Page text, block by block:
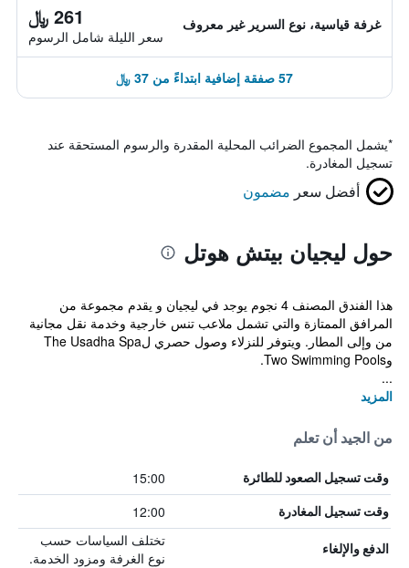
غرفة قياسية، نوع السرير غير معروف 261 ﷼
سعر الليلة شامل الرسوم
57 صفقة إضافية ابتداءً من 37 ﷼
*يشمل المجموع الضرائب المحلية المقدرة والرسوم المستحقة عند
تسجيل المغادرة.
أفضل سعر مضمون
حول ليجيان بيتش هوتل
هذا الفندق المصنف 4 نجوم يوجد في ليجيان و يقدم مجموعة من
المرافق الممتازة والتي تشمل ملاعب تنس خارجية وخدمة نقل مجانية
من وإلى المطار. ويتوفر للنزلاء وصول حصري لThe Usadha Spa
وTwo Swimming Pools.
...
المزيد
من الجيد أن تعلم
وقت تسجيل الصعود للطائرة 15:00
وقت تسجيل المغادرة 12:00
الدفع والإلغاء
تختلف السياسات حسب
نوع الغرفة ومزود الخدمة.